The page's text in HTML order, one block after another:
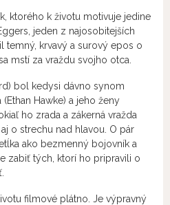
ktorého k životu motivuje jedine
jeden z najosobitejších
temný, krvavý a surový epos o
mstí za vraždu svojho otca.
bol kedysi dávno synom
Hawke) a jeho ženy
ho zrada a zákerná vražda
o strechu nad hlavou. O pár
ako bezmenný bojovník a
zabiť tých, ktorí ho pripravili o
filmové plátno. Je výpravný